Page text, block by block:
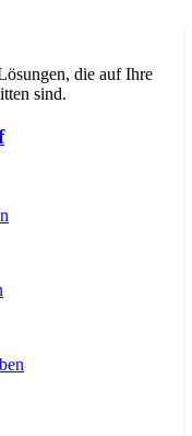
die auf Ihre
sind.